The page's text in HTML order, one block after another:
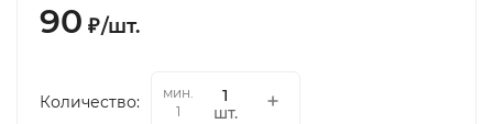
90 ₽/шт.
Количество:
мин.
1
шт.